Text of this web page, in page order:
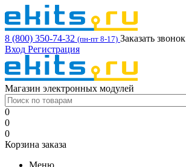
8 (800) 350-74-32 (пн-пт 8-17) Заказать звонок
Вход Регистрация
Магазин электронных модулей
0
0
0
Корзина заказа
Меню